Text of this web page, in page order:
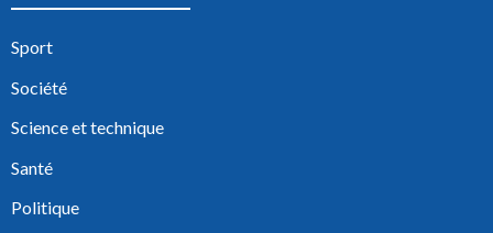
Sport
Société
Science et technique
Santé
Politique